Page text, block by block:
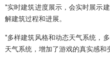
*实时建筑进度展示，会实时展示
解建筑过程和进展。
*多样建筑风格和动态天气系统，
天气系统，增加了游戏的真实感和